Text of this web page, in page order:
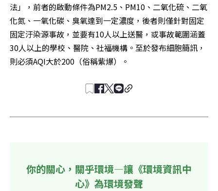
法」，前者的啟動條件為PM2.5、PM10、二氧化硫、二氧
化氮、一氧化碳、臭氧達到一定濃度，後者則僅針對固定
固定汙染源事故，並要有10人以上送醫，或事故範圍涵蓋
30人以上的學校、醫院、社福機構。至於發布細胞簡訊，
則必須AQI大於200（俗稱紫爆）。
你的關心，關乎環境—讓《環境資訊中
心》為環境發聲